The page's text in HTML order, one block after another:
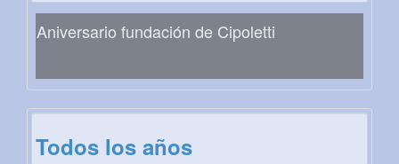
Aniversario fundación de Cipoletti
Todos los años